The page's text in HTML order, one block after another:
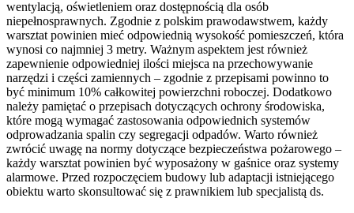
wentylacją, oświetleniem oraz dostępnością dla osób
niepełnosprawnych. Zgodnie z polskim prawodawstwem, każdy
warsztat powinien mieć odpowiednią wysokość pomieszczeń, która
wynosi co najmniej 3 metry. Ważnym aspektem jest również
zapewnienie odpowiedniej ilości miejsca na przechowywanie
narzędzi i części zamiennych – zgodnie z przepisami powinno to
być minimum 10% całkowitej powierzchni roboczej. Dodatkowo
należy pamiętać o przepisach dotyczących ochrony środowiska,
które mogą wymagać zastosowania odpowiednich systemów
odprowadzania spalin czy segregacji odpadów. Warto również
zwrócić uwagę na normy dotyczące bezpieczeństwa pożarowego –
każdy warsztat powinien być wyposażony w gaśnice oraz systemy
alarmowe. Przed rozpoczęciem budowy lub adaptacji istniejącego
obiektu warto skonsultować się z prawnikiem lub specjalistą ds.